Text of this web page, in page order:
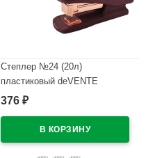
Степлер №24 (20л)
пластиковый deVENTE
Эстетик (Esthetics) бургунди с
376 ₽